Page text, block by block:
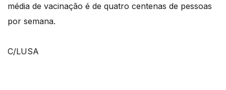
média de vacinação é de quatro centenas de pessoas
por semana.
C/LUSA